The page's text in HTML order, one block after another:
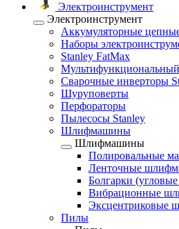
Электроинструмент
Электроинструмент
Аккумуляторные
Наборы
Stanley FatMax
Сварочные инверторы
Шуруповерты
Перфораторы
Пылесосы Stanley
Шлифмашины
Шлифмашины
Полировальные
Ленточные
Болгарки
Вибрационные
Эксцентриковые
Пилы